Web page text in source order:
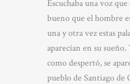
Escuchaba una voz que
bueno que el hombre
una y otra vez estas
aparecían en su
como despertó, se
pueblo de Santiago de